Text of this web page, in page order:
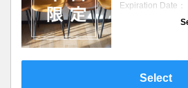
Expiration Date：
新規限定の平日
平日クーポン●シ
提案させて頂き
Select